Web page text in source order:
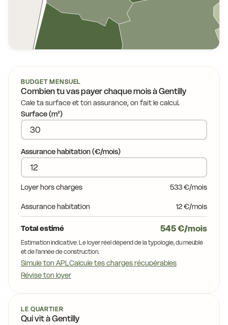
19,8 €
21,7 €
BUDGET MENSUEL
Combien tu vas payer chaque mois àGentilly
Cale ta surface et ton assurance, on fait le calcul.
Surface (m²)
Assurance habitation (€/mois)
Loyer hors charges 533 €/mois
Assurance habitation 12 €/mois
Total estimé 545 €/mois
Estimation indicative. Le loyer réel dépend de la typologie, du meublé
et de l'année de construction.
Simule ton APLCalcule tes charges récupérables
Révise ton loyer
LE QUARTIER
Qui vit à Gentilly